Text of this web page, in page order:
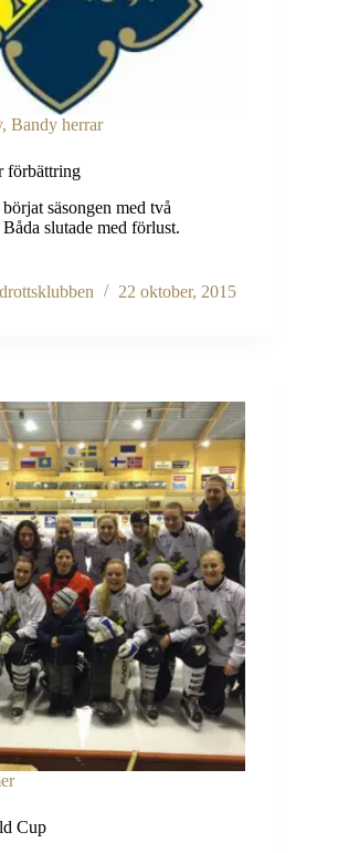
, Bandy herrar
förbättring
säsongen med två
slutade med förlust.
22 oktober, 2015
Cup